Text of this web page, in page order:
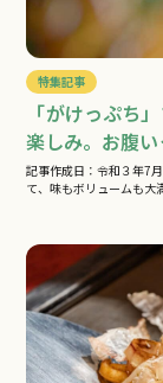
特集記事
「がけっぷち
楽しみ。お腹
記事作成日：令和３年7
て、味もボリュームも